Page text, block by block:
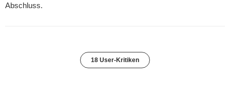
Abschluss.
18 User-Kritiken